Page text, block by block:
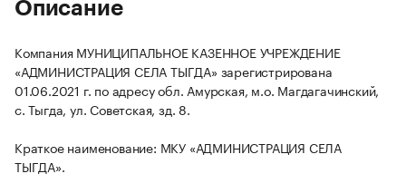
Описание
Компания МУНИЦИПАЛЬНОЕ КАЗЕННОЕ УЧРЕЖДЕНИЕ
«АДМИНИСТРАЦИЯ СЕЛА ТЫГДА» зарегистрирована
01.06.2021 г. по адресу обл. Амурская, м.о. Магдагачинский,
с. Тыгда, ул. Советская, зд. 8.
Краткое наименование: МКУ «АДМИНИСТРАЦИЯ СЕЛА
ТЫГДА».